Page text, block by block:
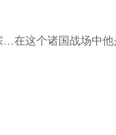
在这个诸国战场中